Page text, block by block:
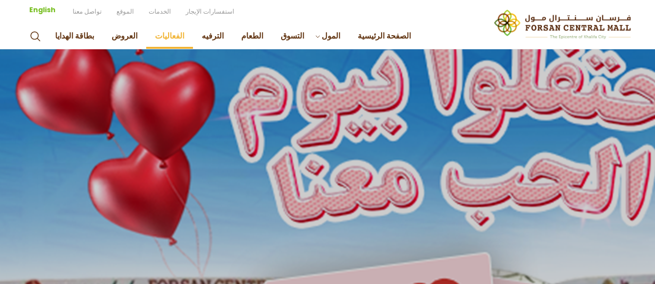
استفسارات الإيجار الخدمات الموقع تواصل معنا English
الصفحة الرئيسية المول التسوق الطعام الترفيه الفعاليات العروض بطاقة الهدايا